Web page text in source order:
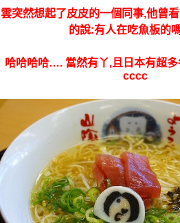
雲突然想起了皮皮的一個同事,他曾
的說:有人在吃魚板的
哈哈哈哈…. 當然有丫,且日本有超
cccc